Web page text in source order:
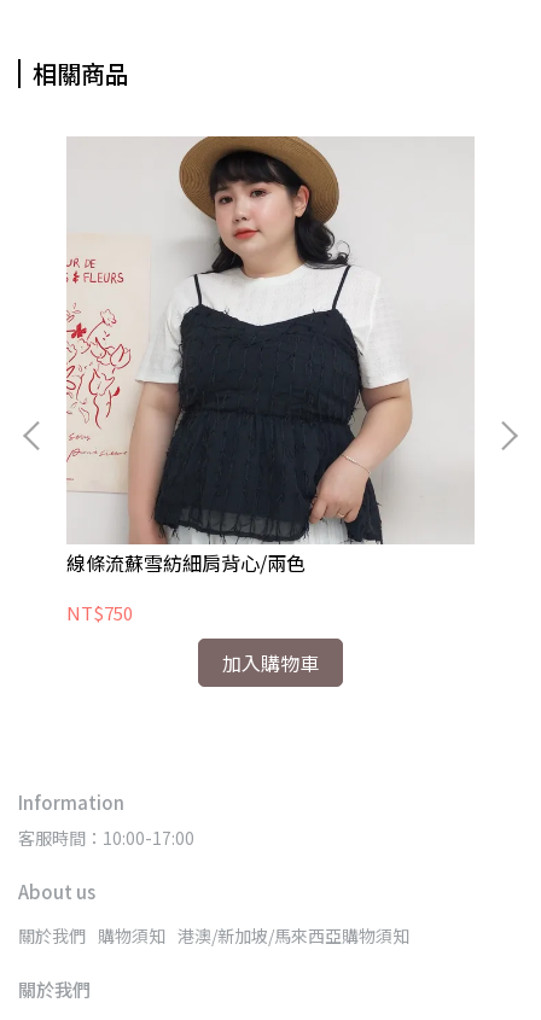
相關商品
線條流蘇雪紡細肩背心/兩色
NT$750
加入購物車
Information
客服時間：10:00-17:00
About us
關於我們 購物須知 港澳/新加坡/馬來西亞購物須知
關於我們